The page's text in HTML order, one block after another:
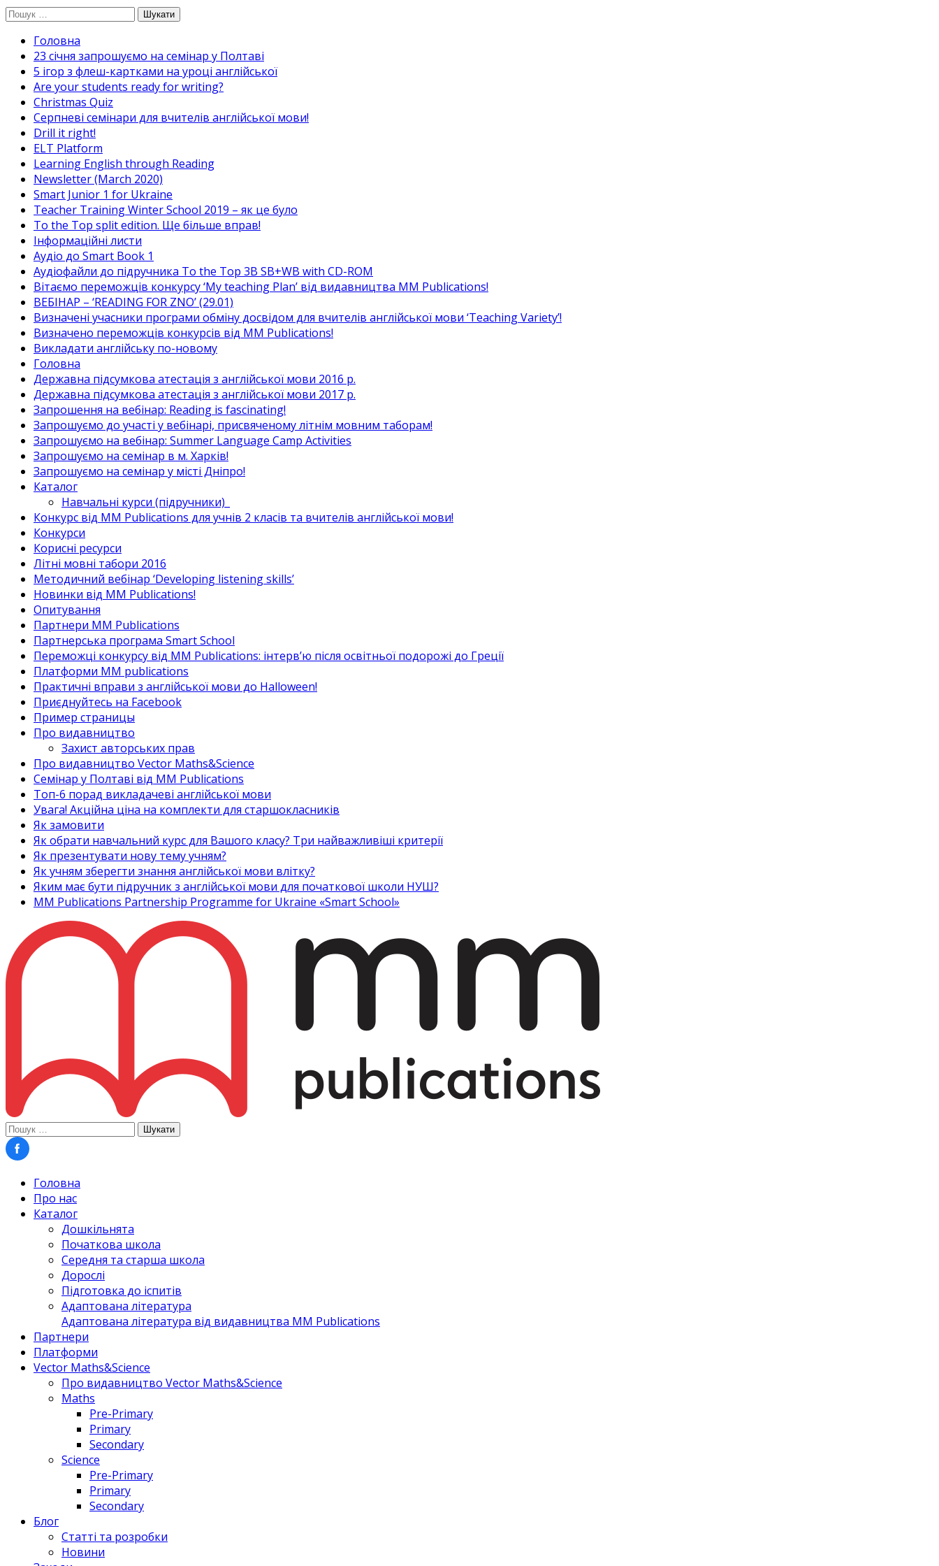
Перейти
вмісту
Пошук:
Головна
23 січня запрошуємо на семінар у Полтаві
5 ігор з флеш-картками на уроці англійської
Are your students ready for writing?
Christmas Quiz
Cерпневі семінари для вчителів англійської мови!
Drill it right!
ELT Platform
Learning English through Reading
Newsletter (March 2020)
Smart Junior 1 for Ukraine
Teacher Training Winter School 2019 – як це було
To the Top split edition. Ще більше вправ!
Інформаційні листи
Аудіо до Smart Book 1
Аудіофайли до підручника To the Top 3B SB+WB with CD-ROM
Вітаємо переможців конкурсу ‘My teaching Plan’ від видавництва MM Publications!
ВЕБІНАР – ‘READING FOR ZNO’ (29.01)
Визначені учасники програми обміну досвідом для вчителів англійської мови ‘Teaching Variety’!
Визначено переможців конкурсів від MM Publications!
Викладати англійську по-новому
Головна
Державна підсумкова атестація з англійської мови 2016 р.
Державна підсумкова атестація з англійської мови 2017 р.
Запрошення на вебінар: Reading is fascinating!
Запрошуємо до участі у вебінарі, присвяченому літнім мовним таборам!
Запрошуємо на вебінар: Summer Language Camp Activities
Запрошуємо на семінар в м. Харків!
Запрошуємо на семінар у місті Дніпро!
Каталог
Навчальні курси (підручники)_
Конкурс від MM Publications для учнів 2 класів та вчителів англійської мови!
Конкурси
Корисні ресурси
Літні мовні табори 2016
Методичний вебінар ‘Developing listening skills’
Новинки від MM Publications!
Опитування
Партнери MM Publications
Партнерська програма Smart School
Переможці конкурсу від MM Publications: інтерв’ю після освітньої подорожі до Греції
Платформи MM publications
Практичні вправи з англійської мови до Halloween!
Приєднуйтесь на Facebook
Пример страницы
Про видавництво
Захист авторських прав
Про видавництво Vector Maths&Science
Семінар у Полтаві від MM Publications
Топ-6 порад викладачеві англійської мови
Увага! Акційна ціна на комплекти для старшокласників
Як замовити
Як обрати навчальний курс для Вашого класу? Три найважливіші критерії
Як презентувати нову тему учням?
Як учням зберегти знання англійської мови влітку?
Яким має бути підручник з англійської мови для початкової школи НУШ?
MM Publications Partnership Programme for Ukraine «Smart School»
Пошук:
Головна
Про нас
Каталог
Дошкільнята
Початкова школа
Середня та старша школа
Дорослі
Підготовка до іспитів
Адаптована література
Адаптована література від видавництва MM Publications
Партнери
Платформи
Vector Maths&Science
Про видавництво Vector Maths&Science
Maths
Pre-Primary
Primary
Secondary
Science
Pre-Primary
Primary
Secondary
Блог
Статті та розробки
Новини